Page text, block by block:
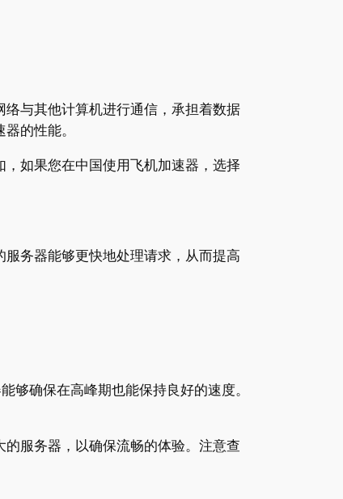
与其他计算机进行通信，承担着数据
的性能。
如果您在中国使用飞机加速器，选择
务器能够更快地处理请求，从而提高
够确保在高峰期也能保持良好的速度。
服务器，以确保流畅的体验。注意查